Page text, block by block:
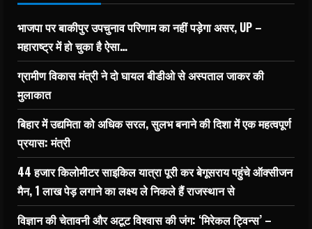
भाजपा पर बाकीपुर उपचुनाव परिणाम का नहीं पड़ेगा असर, UP –
महाराष्ट्र में हो चुका है ऐसा…
ग्रामीण विकास मंत्री ने दो घायल बीडीओ से अस्पताल जाकर की
मुलाकात
बिहार में उद्यमिता को अधिक सरल, सुलभ बनाने की दिशा में एक महत्वपूर्ण
प्रयास: मंत्री
44 हजार किलोमीटर साइकिल यात्रा पूरी कर बेगूसराय पहुंचे ऑक्सीजन
मैन, 1 लाख पेड़ लगाने का लक्ष्य ले निकले हैं राजस्थान से
विज्ञान की चेतावनी और अटूट विश्वास की जंग: ‘मिरेकल ट्विन्स’ –